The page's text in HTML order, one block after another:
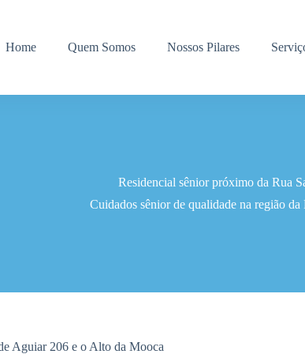
Home Quem Somos Nossos Pilares
Residencial sênior próximo da Rua
Cuidados sênior de qualidade na região
Aguiar 206 e o Alto da Mooca